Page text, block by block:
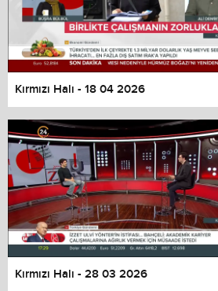
Kırmızı Halı - 18 04 2026
Kırmızı Halı - 28 03 2026